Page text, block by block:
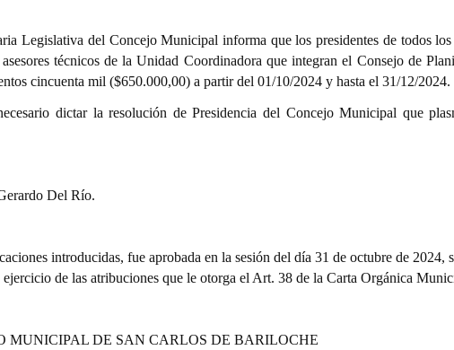
Legislativa del Concejo Municipal informa quelos presidentes de todos
técnicos de la Unidad Coordinadora que integran el Consejo de
cincuenta mil ($650.000,00) a partir del 01/10/2024 y hasta el 31/12/2024.
dictar la resolución de Presidencia del Concejo Municipal que
Del Río.
introducidas, fue aprobada en la sesión del día 31 de octubre de 2024,
de las atribuciones que le otorga el Art. 38 de la Carta Orgánica
MUNICIPAL DE SAN CARLOS DE BARILOCHE